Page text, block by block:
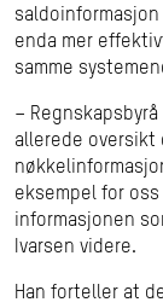
enda mer
samme
–
allerede oversikt
eksempel for
informasjonen
Ivarsen videre.
Han forteller at